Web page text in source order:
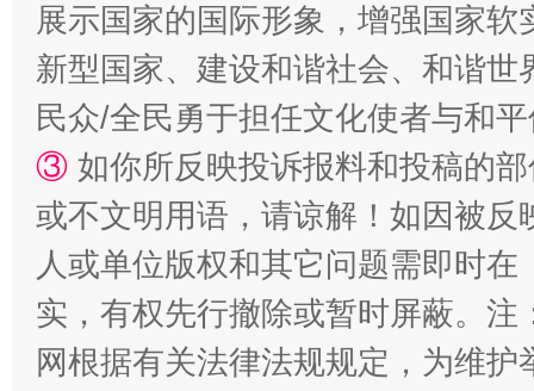
展示国家的国际形象，增强国家
新型国家、建设和谐社会、和谐
民众/全民勇于担任文化使者与和
③ 如你所反映投诉报料和投稿的
或不文明用语，请谅解！如因被
人或单位版权和其它问题需即时在
实，有权先行撤除或暂时屏蔽。
网根据有关法律法规规定，为维